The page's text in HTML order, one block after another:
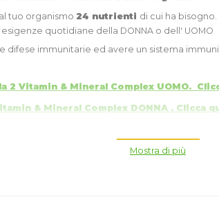
Mostra di più
tuo organismo24 nutrienti di cui ha
quotidiane della DONNA o dell' UOMO
difese immunitarie ed avere un sistema
2 Vitamin & Mineral Complex UOMO.
& Mineral Complex DONNA . Clicca